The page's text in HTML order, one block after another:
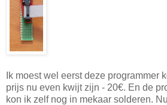
Ik moest wel eerst deze programmer
prijs nu even kwijt zijn - 20€. En de
kon ik zelf nog in mekaar solderen.